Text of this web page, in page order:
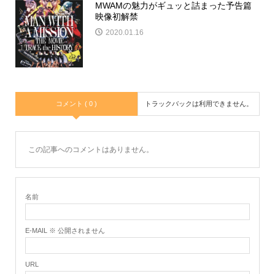
MWAMの魅力がギュッと詰まった予告篇
映像初解禁
2020.01.16
コメント ( 0 ) トラックバックは利用できません。
この記事へのコメントはありません。
名前
E-MAIL ※ 公開されません
URL